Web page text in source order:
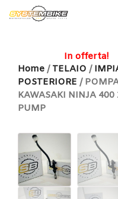
Home
Shop Moto
Shop Ricambi
Note Generali
Carrello
Home / TELAIO /
POSTERIORE /
KAWASAKI NINJA 400
PUMP
In offerta!